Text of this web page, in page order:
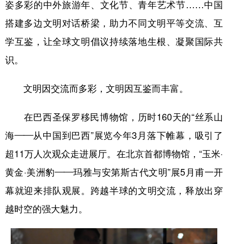
姿多彩的中外旅游年、文化节、青年艺术节……中国
搭建多边文明对话桥梁，助力不同文明平等交流、互
学互鉴，让全球文明倡议持续落地生根、凝聚国际共
识。
文明因交流而多彩，文明因互鉴而丰富。
在巴西圣保罗移民博物馆，历时160天的“丝系山
海——从中国到巴西”展览今年3月落下帷幕，吸引了
超11万人次观众走进展厅。在北京首都博物馆，“玉米·
黄金·美洲豹——玛雅与安第斯古代文明”展5月甫一开
幕就迎来排队观展。跨越半球的文明交流，释放出穿
越时空的强大魅力。